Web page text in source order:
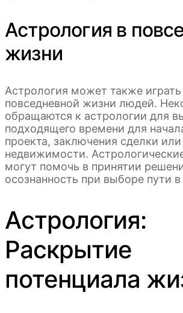
Астрология в
жизни
Астрология может также
повседневной жизни людей.
обращаются к астрологии для
подходящего времени для
проекта, заключения сделки
недвижимости.
могут помочь в принятии
осознанность при выборе пути
Астрология:
Раскрытие
потенциала